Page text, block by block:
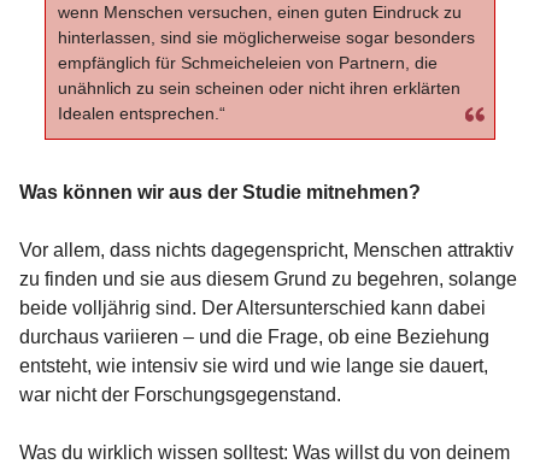
wenn Menschen versuchen, einen guten Eindruck zu
hinterlassen, sind sie möglicherweise sogar besonders
empfänglich für Schmeicheleien von Partnern, die
unähnlich zu sein scheinen oder nicht ihren erklärten
Idealen entsprechen.“
Was können wir aus der Studie mitnehmen?
Vor allem, dass nichts dagegenspricht, Menschen attraktiv
zu finden und sie aus diesem Grund zu begehren, solange
beide volljährig sind. Der Altersunterschied kann dabei
durchaus variieren – und die Frage, ob eine Beziehung
entsteht, wie intensiv sie wird und wie lange sie dauert,
war nicht der Forschungsgegenstand.
Was du wirklich wissen solltest: Was willst du von deinem